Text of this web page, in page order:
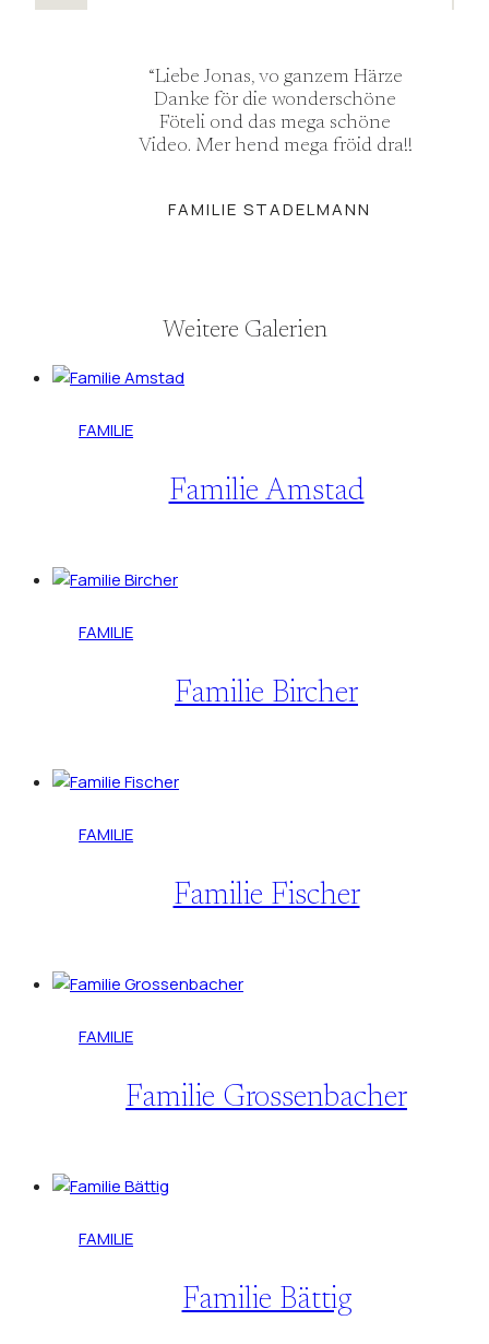
“Liebe Jonas, vo ganzem Härze
Danke för die wonderschöne
Föteli ond das mega schöne
Video. Mer hend mega fröid dra!!
FAMILIE STADELMANN
Weitere Galerien
FAMILIE
Familie Amstad
FAMILIE
Familie Bircher
FAMILIE
Familie Fischer
FAMILIE
Familie Grossenbacher
FAMILIE
Familie Bättig